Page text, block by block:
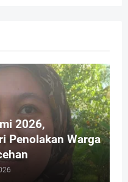
2026,
Penolakan Warga